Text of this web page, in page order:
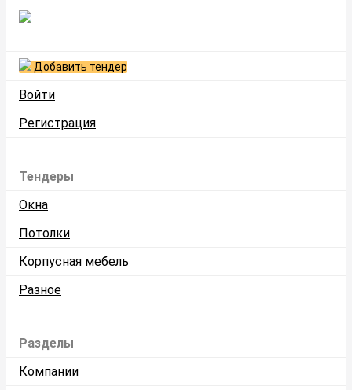
Добавить тендер
Войти
Регистрация
Тендеры
Окна
Потолки
Корпусная мебель
Разное
Разделы
Компании